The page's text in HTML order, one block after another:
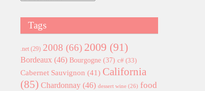
Tags
.net (29) 2008 (66) 2009 (91)
Bordeaux (46) Bourgogne (37) c# (33)
Cabernet Sauvignon (41) California
(85) Chardonnay (46) dessert wine (26) food